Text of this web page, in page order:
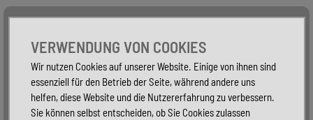
Alle Fahrzeuge
VERWENDUNG VON COOKIES
Wir nutzen Cookies auf unserer Website. Einige von ihnen sind
essenziell für den Betrieb der Seite, während andere uns
helfen, diese Website und die Nutzererfahrung zu verbessern.
Sie können selbst entscheiden, ob Sie Cookies zulassen